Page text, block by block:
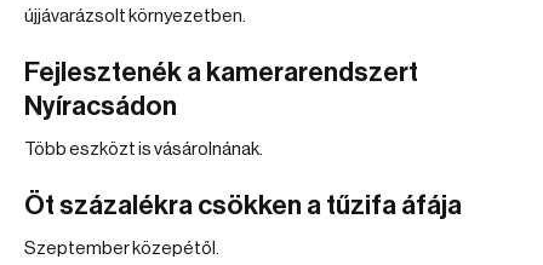
újjávarázsolt környezetben.
Fejlesztenék a kamerarendszert
Nyíracsádon
Több eszközt is vásárolnának.
Öt százalékra csökken a tűzifa áfája
Szeptember közepétől.